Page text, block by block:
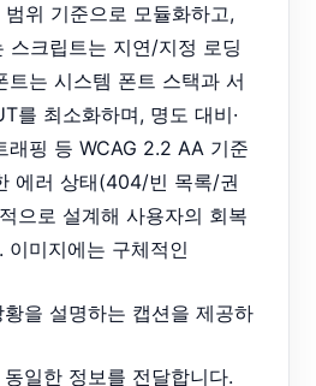
위 기준으로 모듈화하고,
스크립트는 지연/지정 로딩
트는 시스템 폰트 스택과 서
를 최소화하며, 명도 대비·
래핑 등 WCAG 2.2 AA 기준
에러 상태(404/빈 목록/권
으로 설계해 사용자의 회복
이미지에는 구체적인
황을 설명하는 캡션을 제공하
일한 정보를 전달합니다.